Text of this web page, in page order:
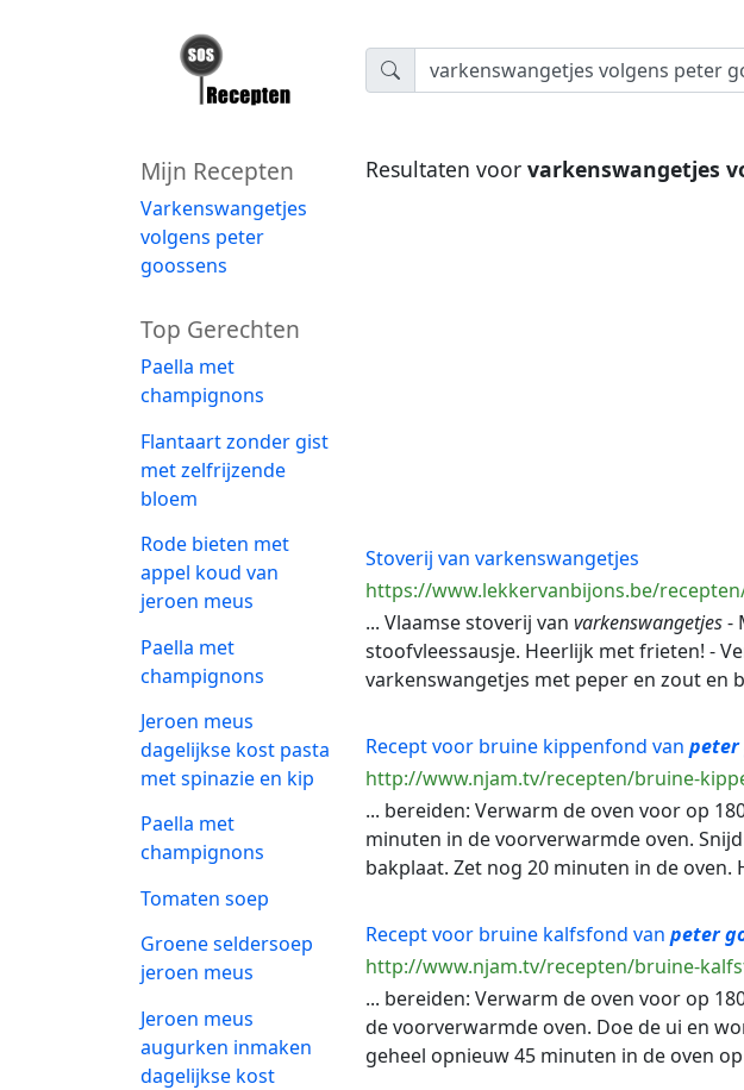
Mijn Recepten
Varkenswangetjes
volgens peter
goossens
Top Gerechten
Paella met
champignons
Flantaart zonder gist
met zelfrijzende
bloem
Rode bieten met
appel koud van
jeroen meus
Paella met
champignons
Jeroen meus
dagelijkse kost pasta
met spinazie en kip
Paella met
champignons
Tomaten soep
Groene seldersoep
jeroen meus
Jeroen meus
augurken inmaken
dagelijkse kost
Resultaten voor varkenswangetjes
Stoverij van varkenswangetjes
https://www.lekkervanbijons.be/
... Vlaamse stoverij van varkenswangetjes-
stoofvleessausje. Heerlijk met frieten! -
varkenswangetjes met peper en zout en
Recept voor bruine kippenfond van peter
http://www.njam.tv/recepten/bruine-
... bereiden: Verwarm de oven voor op
minuten in de voorverwarmde oven.
bakplaat. Zet nog 20 minuten in de oven.
Recept voor bruine kalfsfond van peter
http://www.njam.tv/recepten/bruine-
... bereiden: Verwarm de oven voor op
de voorverwarmde oven. Doe de ui en
geheel opnieuw 45 minuten in de oven op